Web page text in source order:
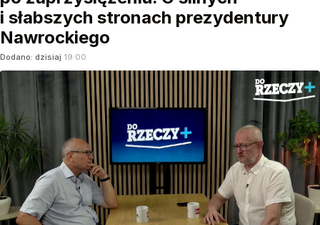
i słabszych stronach prezydentury
Nawrockiego
Dodano: dzisiaj 19:00